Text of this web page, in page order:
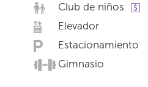
Club de niños
Elevador
Estacionamiento
Gimnasio